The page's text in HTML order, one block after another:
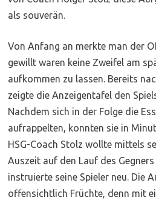
als souverän.
Von Anfang an merkte man der
gewillt waren keine Zweifel am
aufkommen zu lassen. Bereits
zeigte die Anzeigentafel den
Nachdem sich in der Folge die
aufrappelten, konnten sie in
HSG-Coach Stolz wollte mittels
Auszeit auf den Lauf des
instruierte seine Spieler neu. Die
offensichtlich Früchte, denn mit